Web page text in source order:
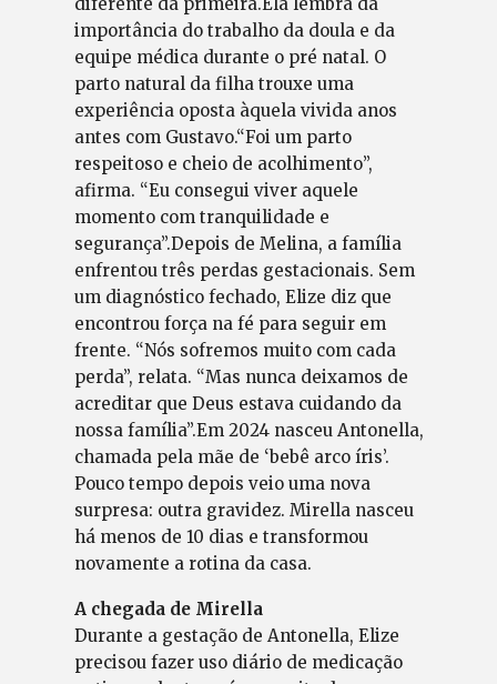
importância do trabalho da doula e da
equipe médica durante o pré natal. O
parto natural da filha trouxe uma
experiência oposta àquela vivida anos
antes com Gustavo.“Foi um parto
respeitoso e cheio de acolhimento”,
afirma. “Eu consegui viver aquele
momento com tranquilidade e
segurança”.Depois de Melina, a família
enfrentou três perdas gestacionais. Sem
um diagnóstico fechado, Elize diz que
encontrou força na fé para seguir em
frente. “Nós sofremos muito com cada
perda”, relata. “Mas nunca deixamos de
acreditar que Deus estava cuidando da
nossa família”.Em 2024 nasceu Antonella,
chamada pela mãe de ‘bebê arco íris’.
Pouco tempo depois veio uma nova
surpresa: outra gravidez. Mirella nasceu
há menos de 10 dias e transformou
novamente a rotina da casa.
A chegada de Mirella
Durante a gestação de Antonella, Elize
precisou fazer uso diário de medicação